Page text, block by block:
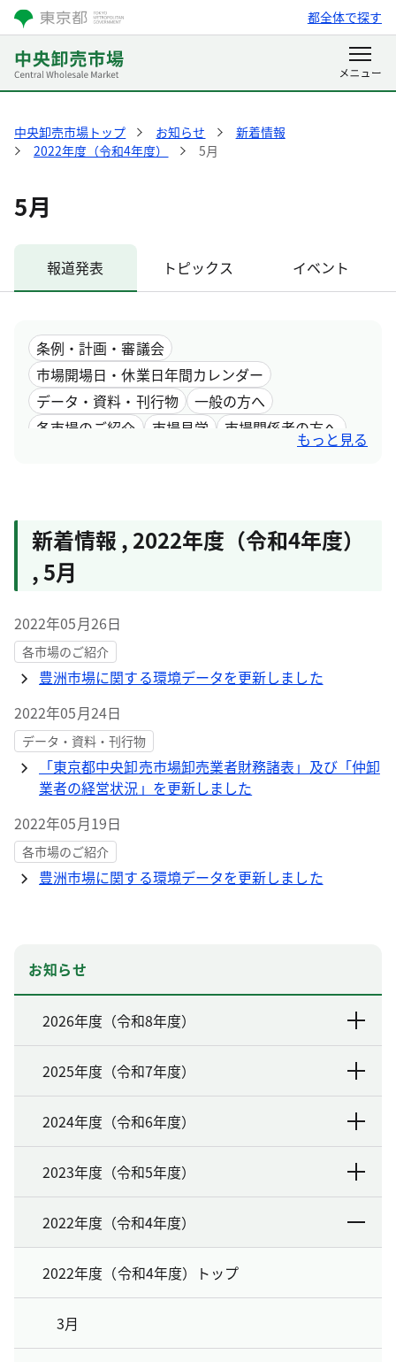
都全体で探す
中央卸売市場トップ お知らせ
新着情報
2022年度（令和4年度）
5月
5月
報道発表 トピックス イベント
条例・計画・審議会
市場開場日・休業日年間カレンダー
データ・資料・刊行物
一般の方へ
各市場のご紹介
市場見学
市場関係者の方へ
もっと見る
新着情報 , 2022年度（令和4年度）
,5月
2022年05月26日
各市場のご紹介
豊洲市場に関する環境データを更新しました
2022年05月24日
データ・資料・刊行物
「東京都中央卸売市場卸売業者財務諸表」及び「仲卸
業者の経営状況」を更新しました
2022年05月19日
各市場のご紹介
豊洲市場に関する環境データを更新しました
お知らせ
2026年度（令和8年度）
2025年度（令和7年度）
2024年度（令和6年度）
2023年度（令和5年度）
2022年度（令和4年度）
2022年度（令和4年度）トップ
3月